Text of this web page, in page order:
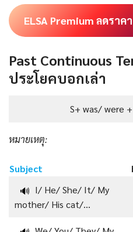
ELSA Premium ลดราค
Past Continuous
ประโยคบอกเล่า
S+ was/ were
หมายเหตุ:
Subject
🔊 I/ He/ She/ It/ My
mother/ His cat/…